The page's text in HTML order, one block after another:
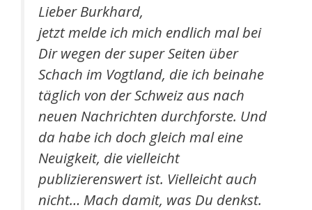
Lieber Burkhard,
jetzt melde ich mich endlich mal bei
Dir wegen der super Seiten über
Schach im Vogtland, die ich beinahe
täglich von der Schweiz aus nach
neuen Nachrichten durchforste. Und
da habe ich doch gleich mal eine
Neuigkeit, die vielleicht
publizierenswert ist. Vielleicht auch
nicht… Mach damit, was Du denkst.